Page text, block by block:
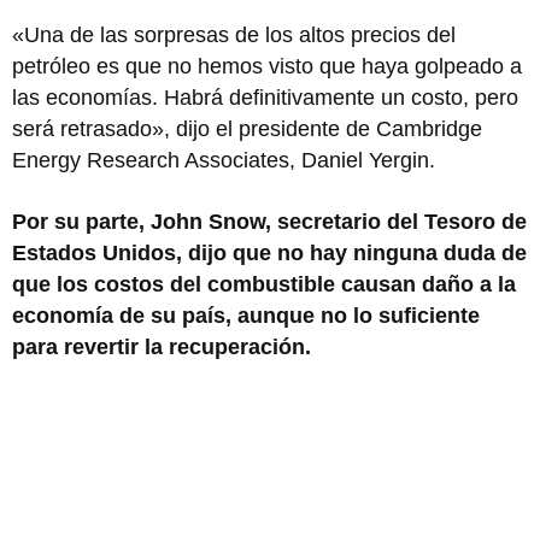
«Una de las sorpresas de los altos precios del
petróleo es que no hemos visto que haya golpeado a
las economías. Habrá definitivamente un costo, pero
será retrasado», dijo el presidente de Cambridge
Energy Research Associates, Daniel Yergin.
Por su parte, John Snow, secretario del Tesoro de
Estados Unidos, dijo que no hay ninguna duda de
que los costos del combustible causan daño a la
economía de su país, aunque no lo suficiente
para revertir la recuperación.